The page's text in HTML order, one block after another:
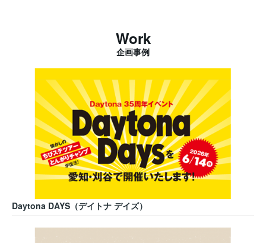
Work
企画事例
Daytona DAYS（デイトナ デイズ）